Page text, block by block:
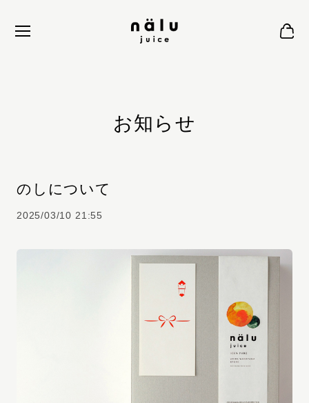
お知らせ
のしについて
2025/03/10 21:55